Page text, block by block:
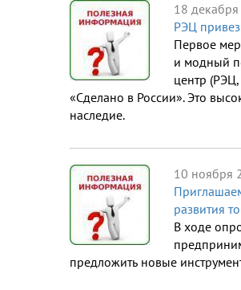
18
РЭЦ
Первое
и модный
центр
«Сделано в России». Это
наследие.
10 ноября
развития
В ходе
предложить новые